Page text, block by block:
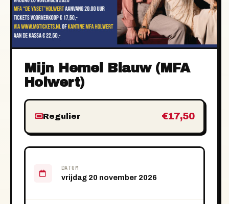
Mijn Hemel Blauw (MFA
Holwert)
Regulier €17,50
DATUM
vrijdag 20 november 2026